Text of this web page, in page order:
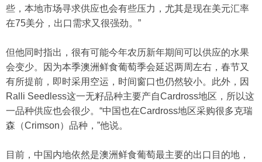
些，本地市场寻求供应也会有些压力，尤其是现在美元汇率
在75美分，出口需求又很强劲。”
但他同时指出，很有可能今年农历新年期间可以供应的水果
会变少。因为本季澳洲鲜食葡萄季会延迟两周左右，春节又
有所提前，即时采用空运，时间窗口也仍然较小。此外，因
Ralli Seedless这一无籽品种主要产自Cardross地区，所以这
一品种供应也会很少。“中国也在Cardross地区采购很多克瑞
森（Crimson）品种，”他说。
目前，中国内地依然是澳洲鲜食葡萄最主要的出口目的地，